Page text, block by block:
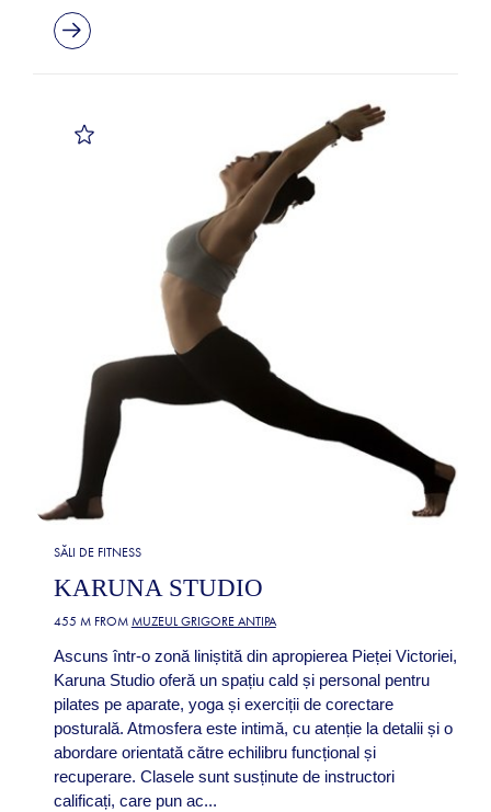
SĂLI DE FITNESS
KARUNA STUDIO
455 M FROM MUZEUL GRIGORE ANTIPA
Ascuns într-o zonă liniștită din apropierea Pieței Victoriei,
Karuna Studio oferă un spațiu cald și personal pentru
pilates pe aparate, yoga și exerciții de corectare
posturală. Atmosfera este intimă, cu atenție la detalii și o
abordare orientată către echilibru funcțional și
recuperare. Clasele sunt susținute de instructori
calificați, care pun ac...